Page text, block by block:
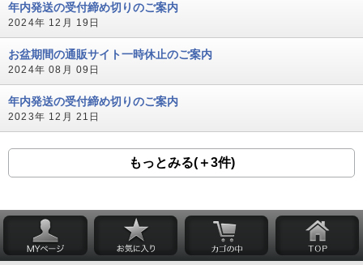
年内発送の受付締め切りのご案内
2024年 12月 19日
お盆期間の通販サイト一時休止のご案内
2024年 08月 09日
年内発送の受付締め切りのご案内
2023年 12月 21日
もっとみる(＋3件)